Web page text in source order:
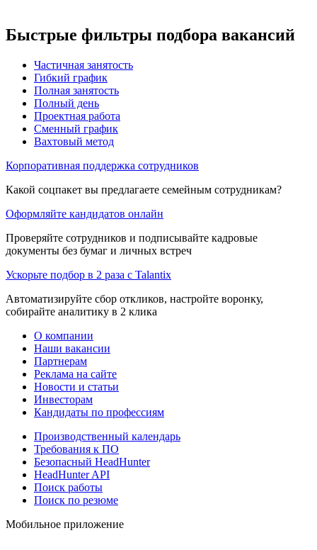
Быстрые фильтры подбора вакансий
Частичная занятость
Гибкий график
Полная занятость
Полный день
Проектная работа
Сменный график
Вахтовый метод
Корпоративная поддержка сотрудников
Какой соцпакет вы предлагаете семейным сотрудникам?
Оформляйте кандидатов онлайн
Проверяйте сотрудников и подписывайте кадровые
документы без бумаг и личных встреч
Ускорьте подбор в 2 раза с Talantix
Автоматизируйте сбор откликов, настройте воронку,
собирайте аналитику в 2 клика
О компании
Наши вакансии
Партнерам
Реклама на сайте
Новости и статьи
Инвесторам
Кандидаты по профессиям
Производственный календарь
Требования к ПО
Безопасный HeadHunter
HeadHunter API
Поиск работы
Поиск по резюме
Мобильное приложение